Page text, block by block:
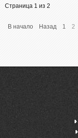
Страница 1 из 2
В начало Назад 1 2